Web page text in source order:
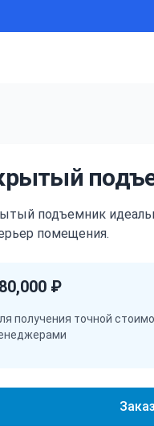
подъемник
помещения.
₽
получения точной